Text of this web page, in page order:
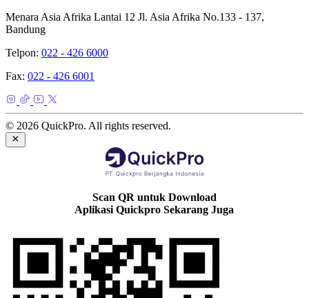
Menara Asia Afrika Lantai 12 Jl. Asia Afrika No.133 - 137,
Bandung
Telpon: 022 - 426 6000
Fax: 022 - 426 6001
© 2026 QuickPro. All rights reserved.
Scan QR untuk Download
Aplikasi Quickpro Sekarang Juga